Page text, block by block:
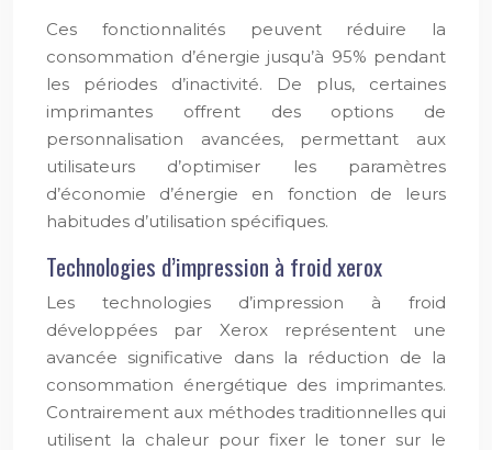
Ces fonctionnalités peuvent réduire la
consommation d’énergie jusqu’à 95% pendant
les périodes d’inactivité. De plus, certaines
imprimantes offrent des options de
personnalisation avancées, permettant aux
utilisateurs d’optimiser les paramètres
d’économie d’énergie en fonction de leurs
habitudes d’utilisation spécifiques.
Technologies d’impression à froid xerox
Les technologies d’impression à froid
développées par Xerox représentent une
avancée significative dans la réduction de la
consommation énergétique des imprimantes.
Contrairement aux méthodes traditionnelles qui
utilisent la chaleur pour fixer le toner sur le